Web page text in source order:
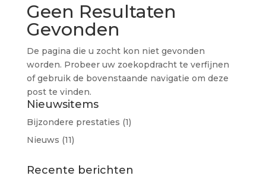
Geen Resultaten
Gevonden
De pagina die u zocht kon niet gevonden
worden. Probeer uw zoekopdracht te verfijnen
of gebruik de bovenstaande navigatie om deze
post te vinden.
Nieuwsitems
Bijzondere prestaties (1)
Nieuws (11)
Recente berichten